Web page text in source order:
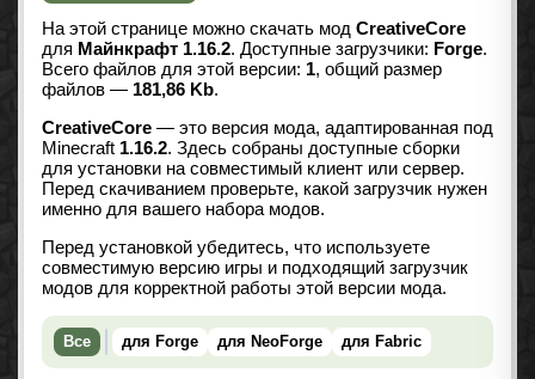
На этой странице можно скачать мод CreativeCore
для Майнкрафт 1.16.2. Доступные загрузчики: Forge.
Всего файлов для этой версии: 1, общий размер
файлов — 181,86 Kb.
CreativeCore — это версия мода, адаптированная под
Minecraft 1.16.2. Здесь собраны доступные сборки
для установки на совместимый клиент или сервер.
Перед скачиванием проверьте, какой загрузчик нужен
именно для вашего набора модов.
Перед установкой убедитесь, что используете
совместимую версию игры и подходящий загрузчик
модов для корректной работы этой версии мода.
Все для Forge для NeoForge для Fabric